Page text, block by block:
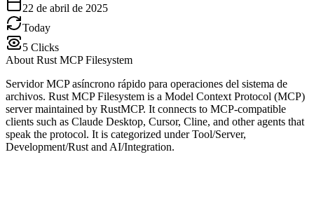
22 de abril de 2025
Today
5 Clicks
About Rust MCP Filesystem
Servidor MCP asíncrono rápido para operaciones del sistema de
archivos. Rust MCP Filesystem is a Model Context Protocol (MCP)
server maintained by RustMCP. It connects to MCP-compatible
clients such as Claude Desktop, Cursor, Cline, and other agents that
speak the protocol. It is categorized under Tool/Server,
Development/Rust and AI/Integration.